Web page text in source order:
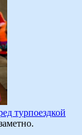
турпоездкой